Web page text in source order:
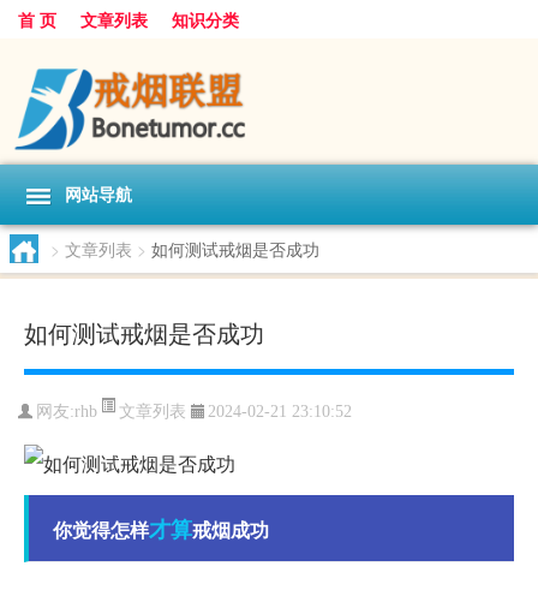
首 页 文章列表 知识分类
网站导航
> 文章列表 > 如何测试戒烟是否成功
如何测试戒烟是否成功
网友:rhb 文章列表 2024-02-21 23:10:52
你觉得怎样才算戒烟成功